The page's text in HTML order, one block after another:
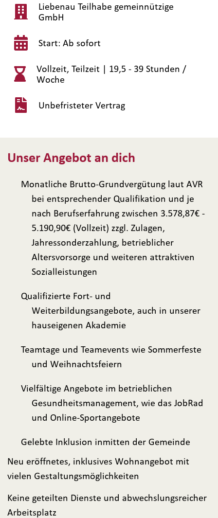
Liebenau Teilhabe gemeinnützige
GmbH
Start: Ab sofort
Vollzeit, Teilzeit | 19,5 - 39 Stunden /
Woche
Unbefristeter Vertrag
Unser Angebot an dich
Monatliche Brutto-Grundvergütung laut AVR
bei entsprechender Qualifikation und je
nach Berufserfahrung zwischen 3.578,87€ -
5.190,90€ (Vollzeit) zzgl. Zulagen,
Jahressonderzahlung, betrieblicher
Altersvorsorge und weiteren attraktiven
Sozialleistungen
Qualifizierte Fort- und
Weiterbildungsangebote, auch in unserer
hauseigenen Akademie
Teamtage und Teamevents wie Sommerfeste
und Weihnachtsfeiern
Vielfältige Angebote im betrieblichen
Gesundheitsmanagement, wie das JobRad
und Online-Sportangebote
Gelebte Inklusion inmitten der Gemeinde
Neu eröffnetes, inklusives Wohnangebot mit
vielen Gestaltungsmöglichkeiten
Keine geteilten Dienste und abwechslungsreicher
Arbeitsplatz